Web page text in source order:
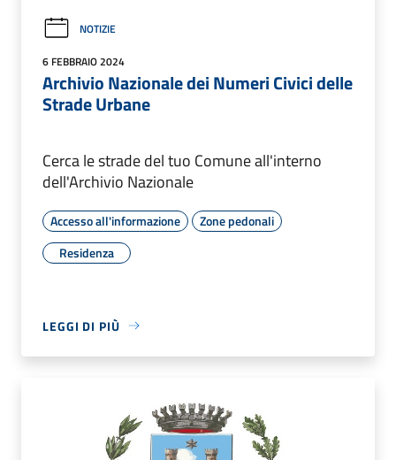
NOTIZIE
6 FEBBRAIO 2024
Archivio Nazionale dei Numeri Civici delle
Strade Urbane
Cerca le strade del tuo Comune all'interno
dell'Archivio Nazionale
Accesso all'informazione
Zone pedonali
Residenza
LEGGI DI PIÙ